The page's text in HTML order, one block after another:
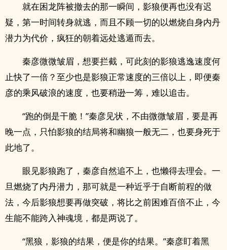
就在困龙阵被撤去的那一瞬间，影狼便再也没有迟
疑，第一时间转身就逃，而且不顾一切的以燃烧自身内丹
潜力为代价，疯狂的朝着远处逃遁而去。
秦彦微微皱眉，想要拦截，可此刻的影狼逃逸速度何
止快了一倍？至少也是影狼正常速度的三倍以上，即便秦
彦的乘风破浪的速度，也要稍逊一筹，难以追击。
“跑的倒是干脆！”秦彦见状，不由微微皱眉，要是再
晚一点，只怕影狼的结局将和幽狼一般无二，也要身死于
此地了。
眼见影狼跑了，秦彦自然追不上，也懒得去理会。一
旦燃烧了内丹潜力，那可就是一种近乎于自断前程的做
法，今后影狼想要再做突破，将比之前困难百倍不止，今
生能不能跨入神魂境，都是两说了。
“黑狼，影狼的结果，便是你的结果。”秦彦盯着黑